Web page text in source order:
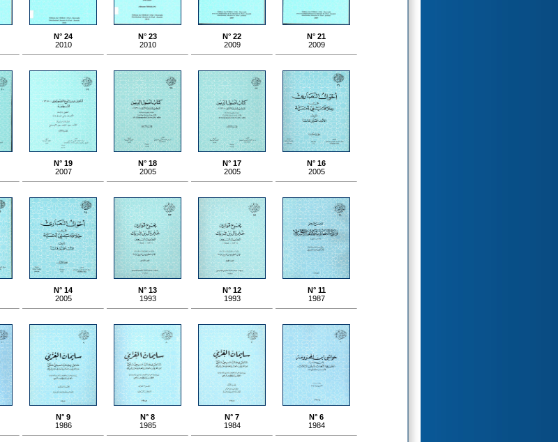
N° 24
2010
N° 23
2010
N° 22
2009
N° 21
2009
N° 19
2007
N° 18
2005
N° 17
2005
N° 16
2005
N° 14
2005
N° 13
1993
N° 12
1993
N° 11
1987
N° 9
1986
N° 8
1985
N° 7
1984
N° 6
1984